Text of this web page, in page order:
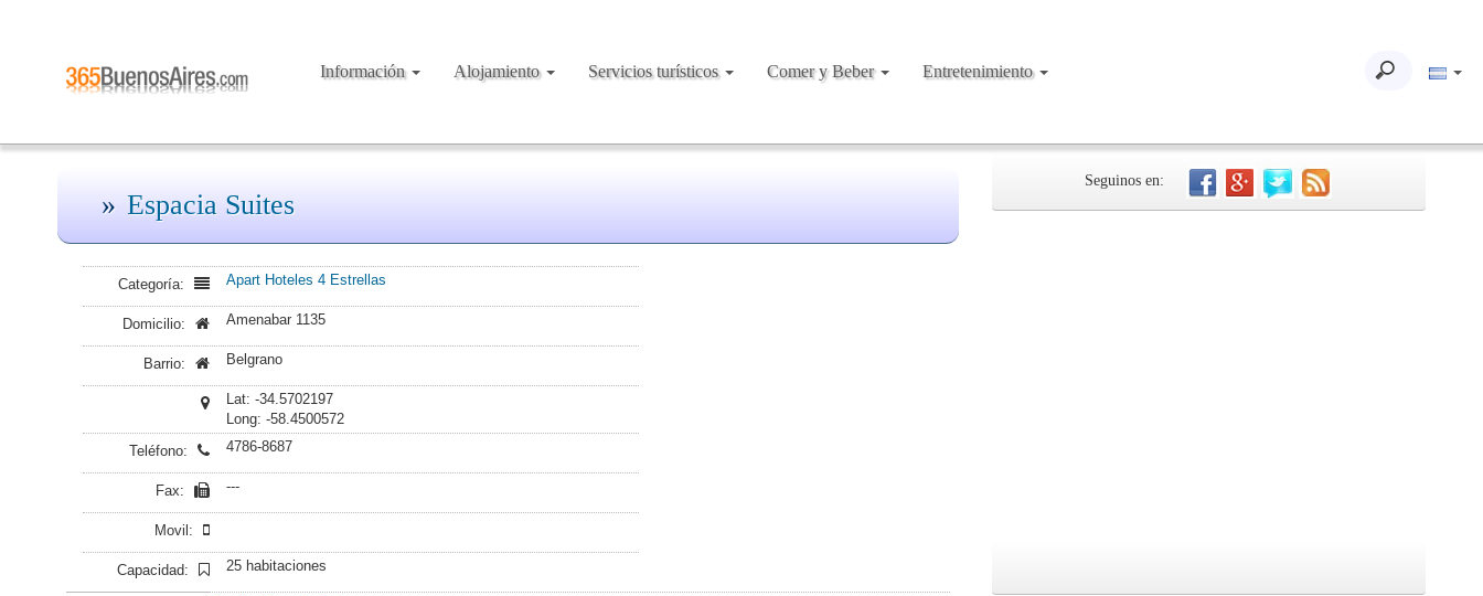
Información Alojamiento Servicios turísticos Comer y Beber Entretenimiento
Espacia Suites
Categoría: Apart Hoteles 4 Estrellas
Domicilio: Amenabar 1135
Barrio: Belgrano
Lat: -34.5702197
Long: -58.4500572
Teléfono:
4786-8687
Fax: ---
Movil:
Capacidad: 25 habitaciones
Seguinos en: